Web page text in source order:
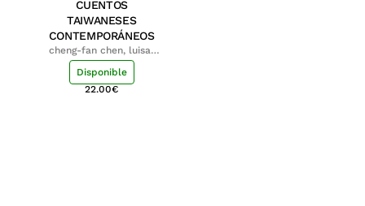
CUENTOS
TAIWANESES
CONTEMPORÁNEOS
cheng-fan chen, luisa;
shu-ying chang, luisa
Disponible
22.00€